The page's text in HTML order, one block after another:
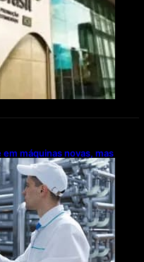
máquinas novas, mas
avança lentamente